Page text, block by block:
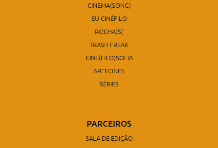
CINEMA(SONG)
EU CINÉFILO
ROCHA)S(
TRASH FREAK
CINE(FILO)SOFIA
ARTECINES
SÉRIES
PARCEIROS
SALA DE EDIÇÃO